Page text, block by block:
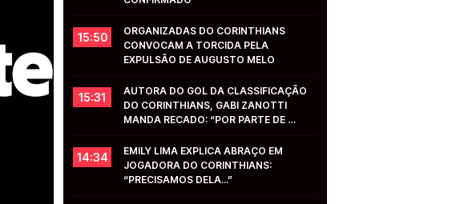
15:50
ORGANIZADAS DO CORINTHIANS
CONVOCAM A TORCIDA PELA
EXPULSÃO DE AUGUSTO MELO
15:31
AUTORA DO GOL DA CLASSIFICAÇÃO
DO CORINTHIANS, GABI ZANOTTI
MANDA RECADO: “POR PARTE DE
14:34
EMILY LIMA EXPLICA ABRAÇO EM
JOGADORA DO CORINTHIANS:
“PRECISAMOS DELA...”